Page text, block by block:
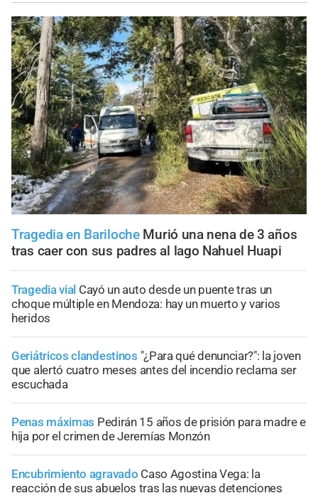
Tragedia en Bariloche Murió una nena de 3 años
tras caer con sus padres al lago Nahuel Huapi
Tragedia vial Cayó un auto desde un puente tras un
choque múltiple en Mendoza: hay un muerto y varios
heridos
Geriátricos clandestinos "¿Para qué denunciar?": la joven
que alertó cuatro meses antes del incendio reclama ser
escuchada
Penas máximas Pedirán 15 años de prisión para madre e
hija por el crimen de Jeremías Monzón
Encubrimiento agravado Caso Agostina Vega: la
reacción de sus abuelos tras las nuevas detenciones